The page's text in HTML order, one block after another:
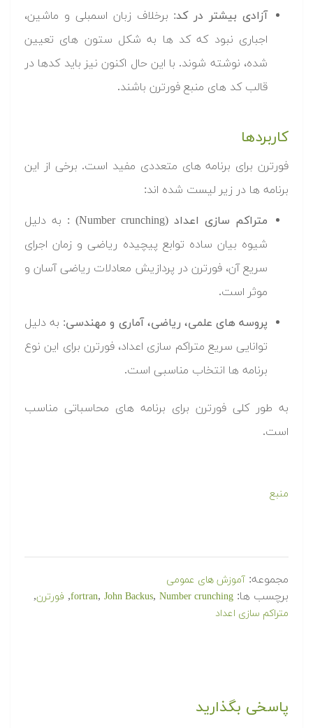
آزادی بیشتر در کد: برخلاف زبان اسمبلی و ماشین،
اجباری نبود که کد ها به شکل ستون های تعیین
شده، نوشته شوند. با این حال اکنون نیز باید کدها در
قالب کد های منبع فورترن باشند.
کاربردها
فورترن برای برنامه های متعددی مفید است. برخی از این
برنامه ها در زیر لیست شده اند:
متراکم سازی اعداد (Number crunching)
: به دلیل
شیوه بیان ساده توابع پیچیده ریاضی و زمان اجرای
سریع آن، فورترن در پردازیش معادلات ریاضی آسان و
موثر است.
پروسه های علمی، ریاضی، آماری و مهندسی: به دلیل
توانایی سریع متراکم سازی اعداد، فورترن برای این نوع
برنامه ها انتخاب مناسبی است.
به طور کلی فورترن برای برنامه های محاسباتی مناسب
است.
منبع
مجموعه: آموزش های عمومی
برچسب ها: fortran, John Backus, Number crunching
, فورترن,
متراکم سازی اعداد
پاسخی بگذارید